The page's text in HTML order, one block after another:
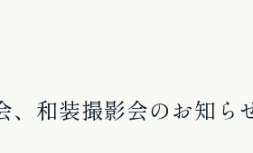
、和装撮影会のお知ら